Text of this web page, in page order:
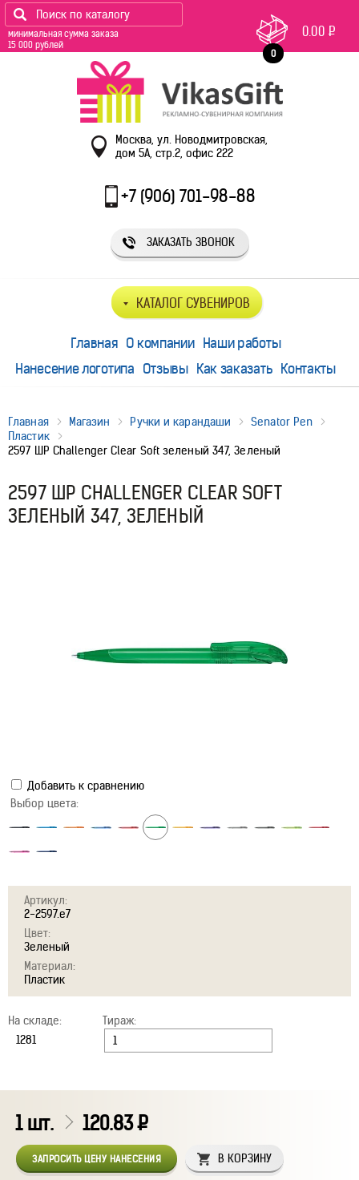
минимальная сумма заказа
15 000 рублей
0
0.00 Р
Москва, ул. Новодмитровская,
дом 5А, стр.2, офис 222
+7 (906) 701-98-88
ЗАКАЗАТЬ ЗВОНОК
КАТАЛОГ СУВЕНИРОВ
Главная О компании Наши работы
Нанесение логотипа Отзывы Как заказать Контакты
Главная Магазин Ручки и карандаши
Senator Pen
Пластик
2597 ШР Challenger Clear Soft зеленый 347, Зеленый
2597 ШР CHALLENGER CLEAR SOFT
ЗЕЛЕНЫЙ 347, ЗЕЛЕНЫЙ
Добавить к сравнению
Выбор цвета:
Артикул:
2-2597.e7
Цвет:
Зеленый
Материал:
Пластик
На складе: Тираж:
1шт. 120.83Р
ЗАПРОСИТЬ ЦЕНУ НАНЕСЕНИЯ В КОРЗИНУ